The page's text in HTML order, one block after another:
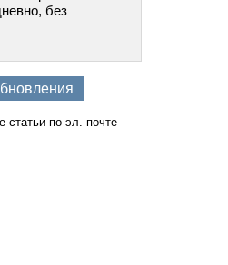
без
статьи по эл. почте